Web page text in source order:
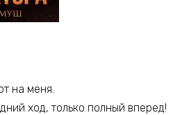
на меня.
ход, только полный вперед!